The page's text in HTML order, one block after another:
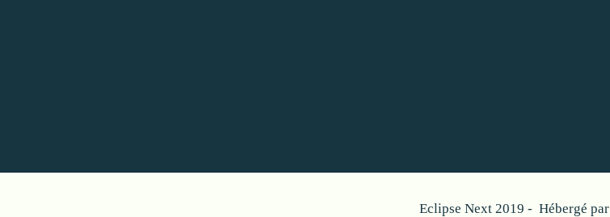
Eclipse Next 2019 - Hébergé par